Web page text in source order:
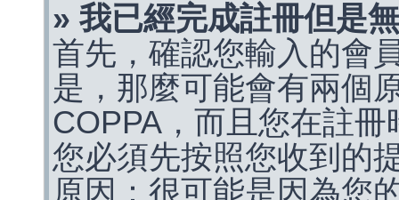
» 我已經完成註冊但是
首先，確認您輸入的會
是，那麼可能會有兩個
COPPA，而且您在註
您必須先按照您收到的
原因：很可能是因為您